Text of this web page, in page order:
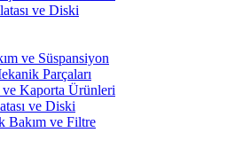
ve Diski
ve Süspansiyon
Parçaları
Kaporta Ürünleri
ve Diski
Bakım ve Filtre